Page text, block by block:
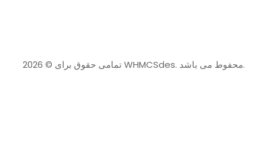
تمامی حقوق برای © 2026 WHMCSdes. محفوط می باشد.